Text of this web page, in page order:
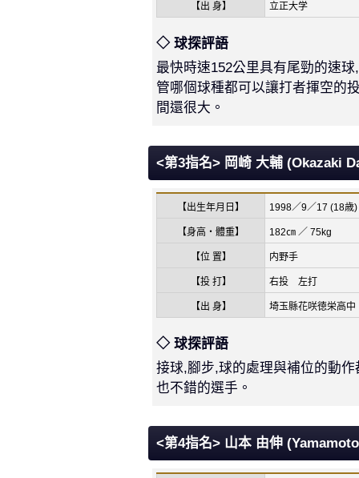
【出 身】 立正大学
◇ 球探評語
最快時速152公里具有尾勁的速
管哪個球種都可以讓打者揮空的
間還很大。
<第3指名> 岡崎 大輔 (Okazaki
【出生年月日】 1998／9／17 (18歳)
【身高・體重】 182㎝ ／ 75kg
【位 置】 内野手
【投 打】 右投 左打
【出 身】 埼玉縣花咲徳栄高中
◇ 球探評語
接球,腳步,球的處理與補位的動
也不錯的選手。
<第4指名> 山本 由伸